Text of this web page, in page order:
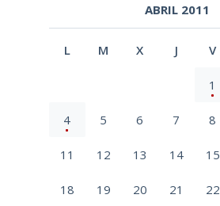
ABRIL 2011
L M X J V
1
4 5 6 7 8
11 12 13 14 15
18 19 20 21 22